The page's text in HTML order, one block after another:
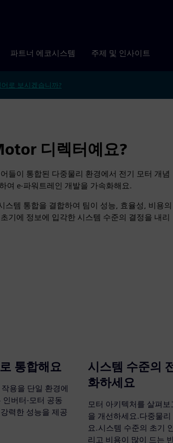
파트너 에코시스템 주제 및 인사이트
어로 보시겠습니까?
디렉터예요?
들이 통합된 다중물리 환경에서 전기 모터 개념
여 e-파워트레인 개발을 가속화해요.
스템 통합을 결합하여 팀이 성능, 효율성, 비용의
기에 정보에 입각한 시스템 수준의 결정을 내리
통합해요
용을 단일 환경에
버터-모터 공동
력한 성능을 제공
시스템 수준의
화하세요
모터 아키텍처를 살펴
을 개선하세요.다중물
요.시스템 수준의 초기
리고 비용이 많이 드는